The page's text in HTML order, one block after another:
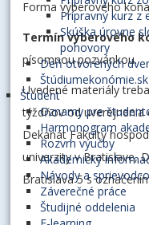
Prípravný kurz z
Skúška úrovne
pohovory
Deň otvorených
Štúdiumekonómie.sk
Študent
Oznamy pre
Harmonogram
Rozvrh výučby
Akademický
Návody a
Záverečné práce
Študijné oddelenia
Forma výberového
Termín výberového
písomnou pozvánkou.
Uvedené materiály
týždňov od
Dekanát Fakulty
univerzity v Bratislave,
Bratislava 5 s